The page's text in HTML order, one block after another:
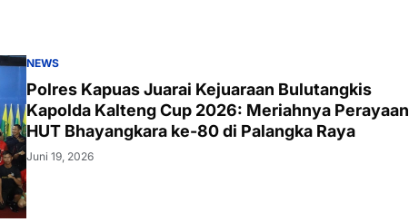
NEWS
Polres Kapuas Juarai Kejuaraan Bulutangkis
Kapolda Kalteng Cup 2026: Meriahnya Perayaan
HUT Bhayangkara ke-80 di Palangka Raya
Juni 19, 2026